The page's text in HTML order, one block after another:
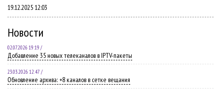
19.12.2025 12:03
Новости
02.07.2026 19:19 /
Добавление 35 новых телеканалов в IPTV-пакеты
23.03.2026 12:47 /
Обновление архива: +8 каналов в сетке вещания